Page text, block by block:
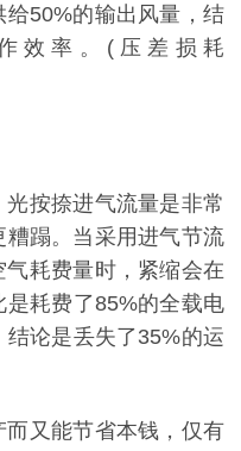
50%的输出风量，结
效率。(压差损耗
按捺进气流量是非常
蹋。当采用进气节流
耗费量时，紧缩会在
耗费了85%的全载电
论是丢失了35%的运
又能节省本钱，仅有